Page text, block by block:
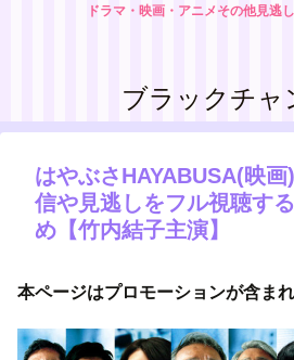
ドラマ・映画・アニメその他見逃
ブラックチャ
はやぶさHAYABUSA(映
信や見逃しをフル視聴す
め【竹内結子主演】
本ページはプロモーションが含ま